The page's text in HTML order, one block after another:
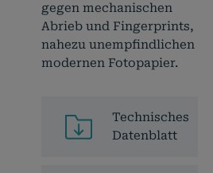
gegen mechanischen
Abrieb und Fingerprints,
nahezu unempfindlichen
modernen Fotopapier.
Technisches
Datenblatt